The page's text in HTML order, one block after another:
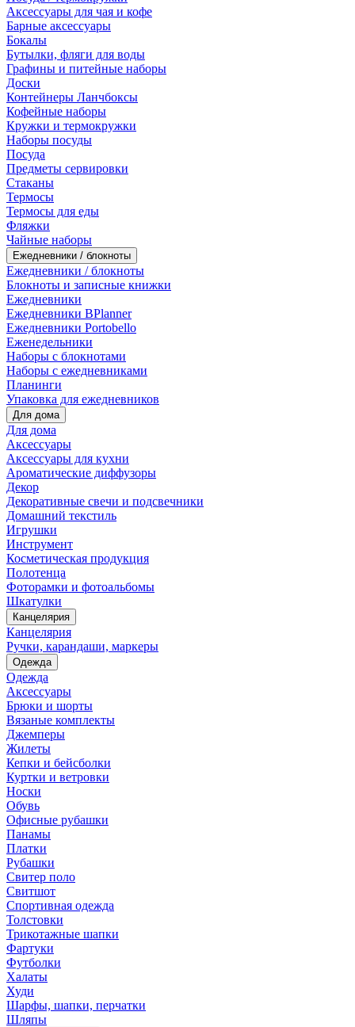
Аксессуары для чая и кофе
Барные аксессуары
Бокалы
Бутылки, фляги для воды
Графины и питейные наборы
Доски
Контейнеры Ланчбоксы
Кофейные наборы
Кружки и термокружки
Наборы посуды
Посуда
Предметы сервировки
Стаканы
Термосы
Термосы для еды
Фляжки
Чайные наборы
Ежедневники / блокноты
Ежедневники / блокноты
Блокноты и записные книжки
Ежедневники
Ежедневники BPlanner
Ежедневники Portobello
Еженедельники
Наборы с блокнотами
Наборы с ежедневниками
Планинги
Упаковка для ежедневников
Для дома
Для дома
Аксессуары
Аксессуары для кухни
Ароматические диффузоры
Декор
Декоративные свечи и подсвечники
Домашний текстиль
Игрушки
Инструмент
Косметическая продукция
Полотенца
Фоторамки и фотоальбомы
Шкатулки
Канцелярия
Канцелярия
Ручки, карандаши, маркеры
Одежда
Одежда
Аксессуары
Брюки и шорты
Вязаные комплекты
Джемперы
Жилеты
Кепки и бейсболки
Куртки и ветровки
Носки
Обувь
Офисные рубашки
Панамы
Платки
Рубашки
Свитер поло
Свитшот
Спортивная одежда
Толстовки
Трикотажные шапки
Фартуки
Футболки
Халаты
Худи
Шарфы, шапки, перчатки
Шляпы